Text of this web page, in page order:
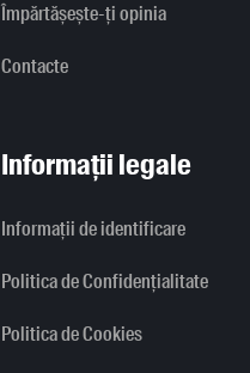
Împărtășește-ți opinia
Contacte
Informații legale
Informaţii de identificare
Politica de Confidențialitate
Politica de Cookies